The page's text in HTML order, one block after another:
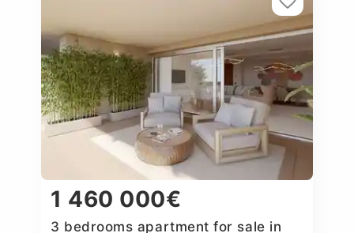
1 460 000€
3 bedrooms apartment for sale in